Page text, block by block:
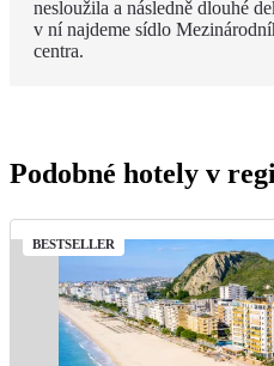
nesloužila a následně dlouhé
v ní najdeme sídlo
centra.
Podobné hotely v
BESTSELLER